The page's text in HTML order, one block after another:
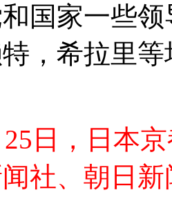
国家一些
，希拉里
25日，日本
社、朝日